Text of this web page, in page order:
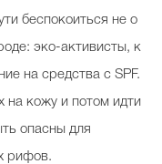
беспокоиться не о
эко-активисты, к
на средства с SPF.
на кожу и потом идти
опасны для
рифов.